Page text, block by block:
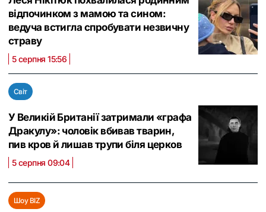
відпочинком з мамою та сином:
ведуча встигла спробувати незвичну
страву
5 серпня 15:56
Світ
У Великій Британії затримали «графа
Дракулу»: чоловік вбивав тварин,
пив кров й лишав трупи біля церков
5 серпня 09:04
Шоу BIZ